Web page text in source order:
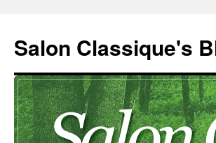
innehåll
Salon Classique's